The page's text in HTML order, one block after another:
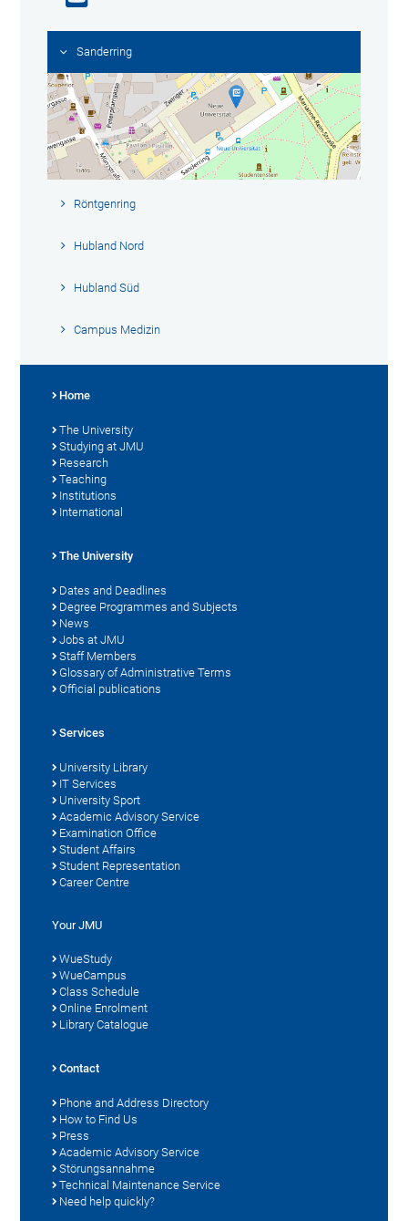
Sanderring
Röntgenring
Hubland Nord
Hubland Süd
Campus Medizin
Home
The University
Studying at JMU
Research
Teaching
Institutions
International
The University
Dates and Deadlines
Degree Programmes and Subjects
News
Jobs at JMU
Staff Members
Glossary of Administrative Terms
Official publications
Services
University Library
IT Services
University Sport
Academic Advisory Service
Examination Office
Student Affairs
Student Representation
Career Centre
Your JMU
WueStudy
WueCampus
Class Schedule
Online Enrolment
Library Catalogue
Contact
Phone and Address Directory
How to Find Us
Press
Academic Advisory Service
Störungsannahme
Technical Maintenance Service
Need help quickly?